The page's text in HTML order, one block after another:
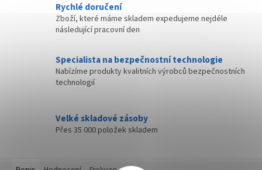
Rychlé doručení
Zboží, které máme skladem expedujeme nejdéle
následující pracovní den
Specialista na bezpečnostní technologie
Nabízíme produkty kvalitních výrobců bezpečnostních
technologií
Velké skladové zásoby
Přes 35 000 položek skladem